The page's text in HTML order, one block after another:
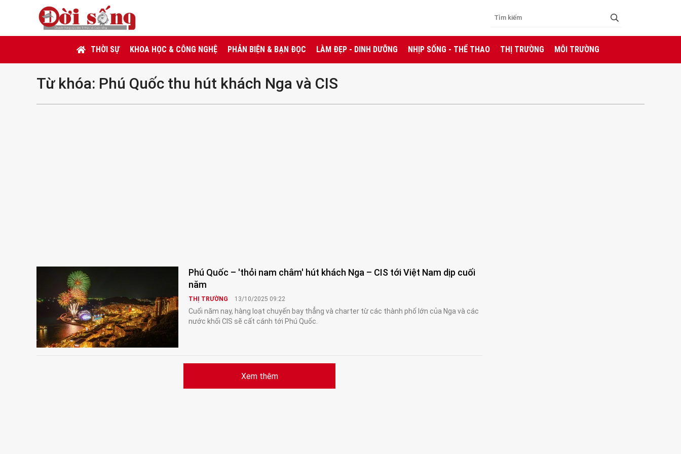
THỜI SỰ KHOA HỌC & CÔNG NGHỆ PHẢN BIỆN & BẠN ĐỌC LÀM ĐẸP - DINH DƯỠNG NHỊP SỐNG - THỂ THAO THỊ TRƯỜNG MÔI TRƯỜNG
Từ khóa: Phú Quốc thu hút khách Nga và CIS
Phú Quốc – 'thỏi nam châm' hút khách Nga – CIS tới Việt Nam dịp cuối
năm
THỊ TRƯỜNG 13/10/2025 09:22
Cuối năm nay, hàng loạt chuyến bay thẳng và charter từ các thành phố lớn của Nga và các
nước khối CIS sẽ cất cánh tới Phú Quốc.
Xem thêm